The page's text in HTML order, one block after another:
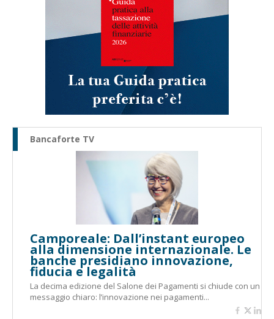
Bancaforte TV
Camporeale: Dall’instant europeo
alla dimensione internazionale. Le
banche presidiano innovazione,
fiducia e legalità
La decima edizione del Salone dei Pagamenti si chiude con un
messaggio chiaro: l’innovazione nei pagamenti...